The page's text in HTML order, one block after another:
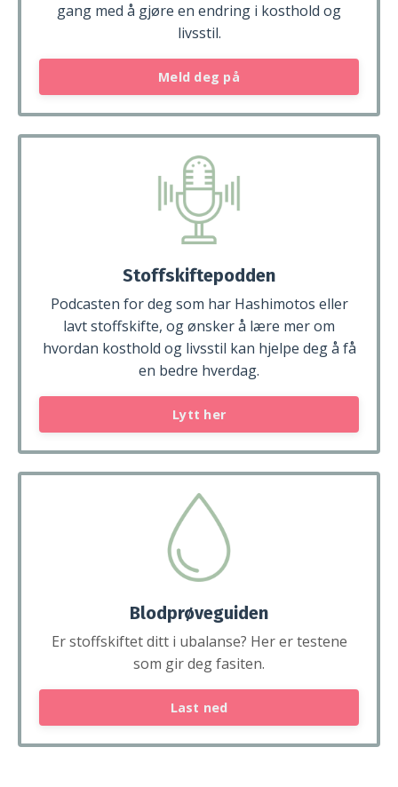
gang med å gjøre en endring i kosthold og
livsstil.
Meld deg på
Stoffskiftepodden
Podcasten for deg som har Hashimotos eller
lavt stoffskifte, og ønsker å lære mer om
hvordan kosthold og livsstil kan hjelpe deg å få
en bedre hverdag.
Lytt her
Blodprøveguiden
Er stoffskiftet ditt i ubalanse? Her er testene
som gir deg fasiten.
Last ned